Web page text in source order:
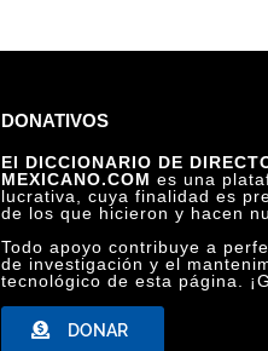
DONATIVOS
El DICCIONARIO DE
MEXICANO.COM es una
lucrativa, cuya finalidad es
de los que hicieron y hacen
Todo apoyo contribuye a
de investigación y el
tecnológico de esta página.
DONAR